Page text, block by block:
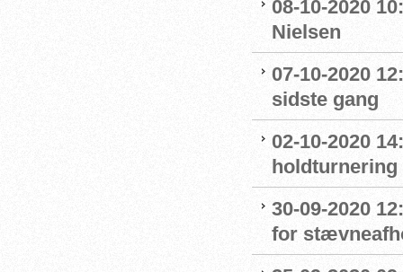
08-10-2020
Nielsen
07-10-2020
sidste gang
02-10-2020
holdturnering
30-09-2020
for